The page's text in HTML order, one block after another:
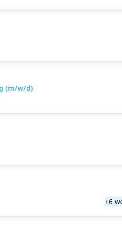
(m/w/d)
+6